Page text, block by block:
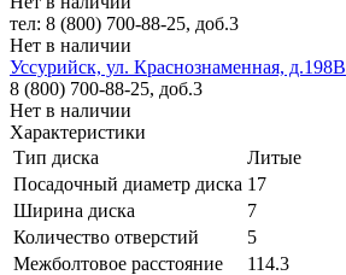
тел: 8 (800) 700-88-25, доб.3
Нет в наличии
Уссурийск, ул. Краснознаменная, д.198В
8 (800) 700-88-25, доб.3
Нет в наличии
Характеристики
Тип диска
Литые
Посадочный диаметр диска 17
Ширина диска
7
Количество отверстий
5
Межболтовое расстояние
114.3